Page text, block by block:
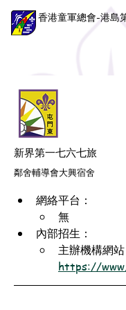
香港童軍總會-港島
新界第一七六七旅
鄰舍輔導會大興宿舍
網絡平台：
無
內部招生：
主辦機構網站
https://